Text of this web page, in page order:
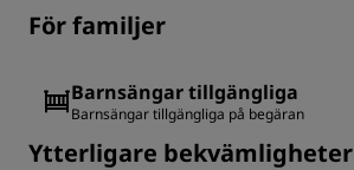
För familjer
Barnsängar tillgängliga
Barnsängar tillgängliga på begäran
Ytterligare bekvämligheter